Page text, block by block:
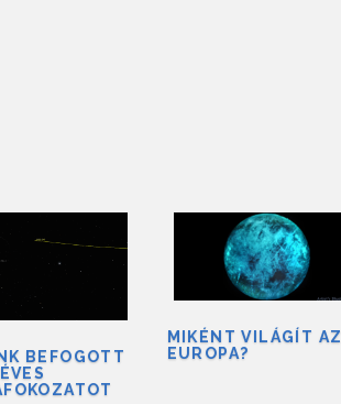
BEFOGOTT
MIKÉNT VILÁGÍT
EUROPA?